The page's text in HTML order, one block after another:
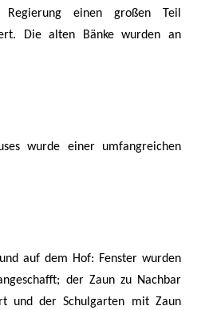
einen großen Teil
Die alten Bänke wurden an
wurde einer umfangreichen
auf dem Hof: Fenster wurden
der Zaun zu Nachbar
und der Schulgarten mit Zaun